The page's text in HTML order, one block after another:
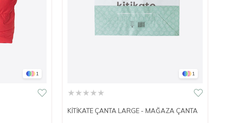
1 1
★★★★★
KİTİKATE ÇANTA LARGE - MAĞAZA ÇANTA